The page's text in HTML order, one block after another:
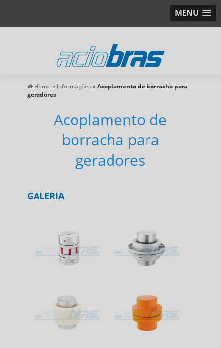
MENU
Home » Informações »Acoplamento de borracha para
geradores
Acoplamento de
borracha para
geradores
GALERIA